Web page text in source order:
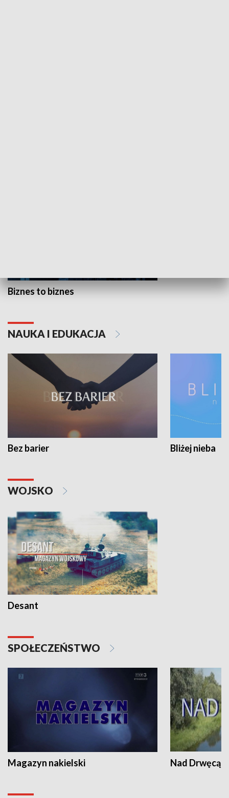
Biznes to biznes
NAUKA I EDUKACJA
Bez barier Bliżej nieba
WOJSKO
Desant
SPOŁECZEŃSTWO
Magazyn nakielski Nad Drwęcą